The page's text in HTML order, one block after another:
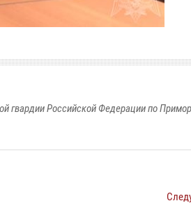
гвардии Российской Федерации по